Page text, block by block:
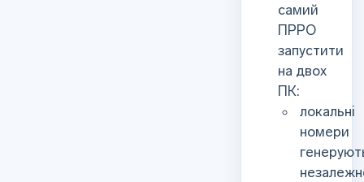
самий
ПРРО
запустити
на двох
ПК:
локальні
номери